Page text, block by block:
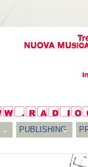
PUBLISHING